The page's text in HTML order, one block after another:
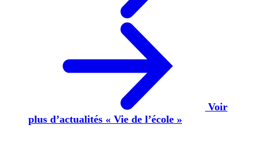
Voir
plus d’actualités « Vie de l’école »